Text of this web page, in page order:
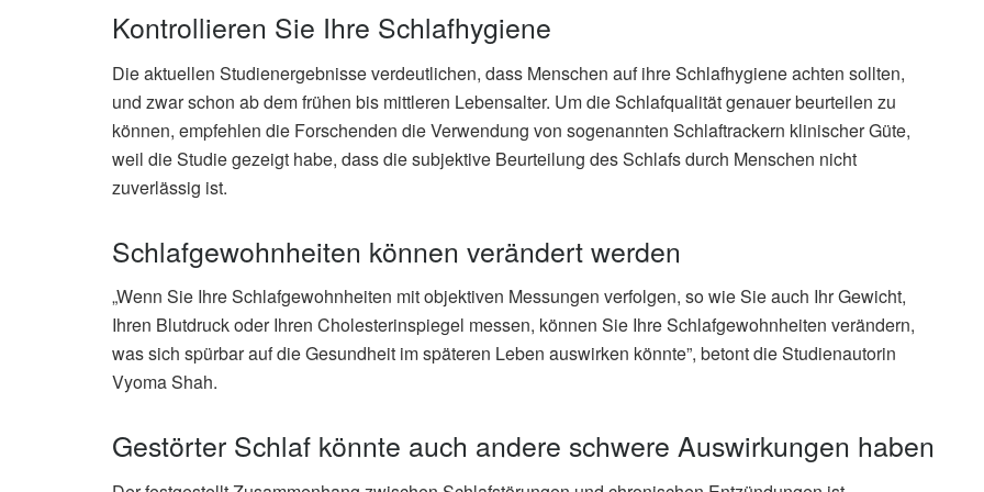
Kontrollieren Sie Ihre Schlafhygiene
Die aktuellen Studienergebnisse verdeutlichen, dass Menschen auf ihre Schlafhygiene achten sollten,
und zwar schon ab dem frühen bis mittleren Lebensalter. Um die Schlafqualität genauer beurteilen zu
können, empfehlen die Forschenden die Verwendung von sogenannten Schlaftrackern klinischer Güte,
weil die Studie gezeigt habe, dass die subjektive Beurteilung des Schlafs durch Menschen nicht
zuverlässig ist.
Schlafgewohnheiten können verändert werden
„Wenn Sie Ihre Schlafgewohnheiten mit objektiven Messungen verfolgen, so wie Sie auch Ihr Gewicht,
Ihren Blutdruck oder Ihren Cholesterinspiegel messen, können Sie Ihre Schlafgewohnheiten verändern,
was sich spürbar auf die Gesundheit im späteren Leben auswirken könnte”, betont die Studienautorin
Vyoma Shah.
Gestörter Schlaf könnte auch andere schwere Auswirkungen haben